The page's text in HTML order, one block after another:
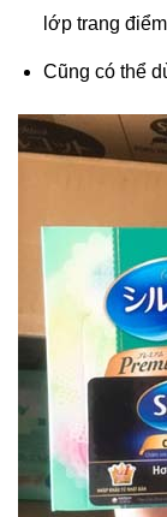
lớp trang điểm
Cũng có thể